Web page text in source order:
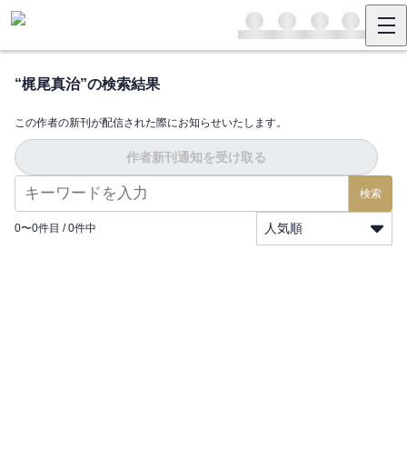
“梶尾真治”の検索結果
この作者の新刊が配信された際にお知らせいたします。
作者新刊通知を受け取る
検索
0〜0件目 / 0件中 人気順